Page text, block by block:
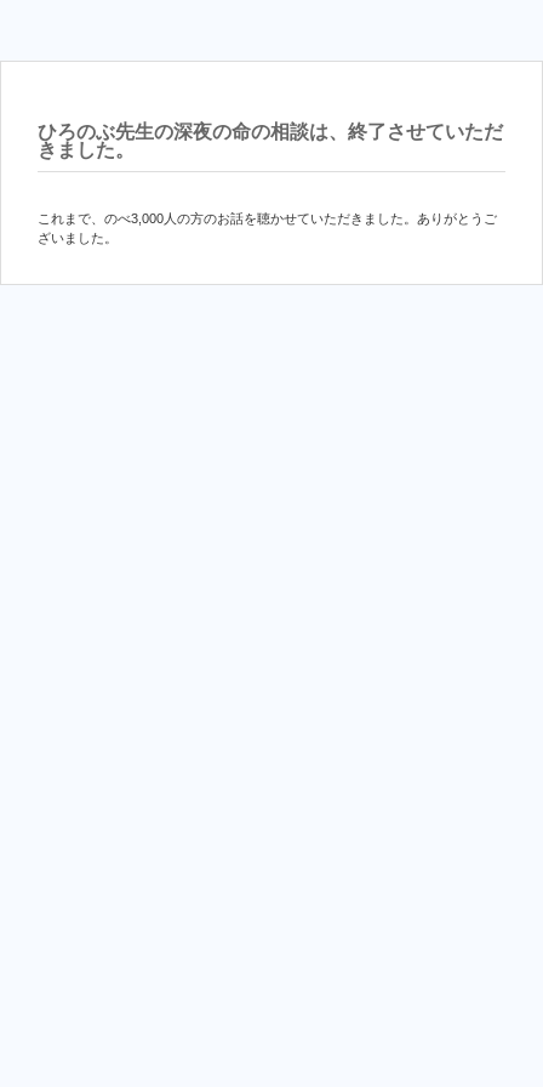
ひろのぶ先生の深夜の命の相談は、終了させていただ
きました。
これまで、のべ3,000人の方のお話を聴かせていただきました。ありがとうご
ざいました。